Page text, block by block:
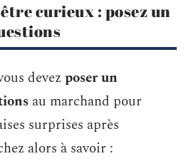
être curieux : posez un
devez poser un
au marchand pour
surprises après
alors à savoir :